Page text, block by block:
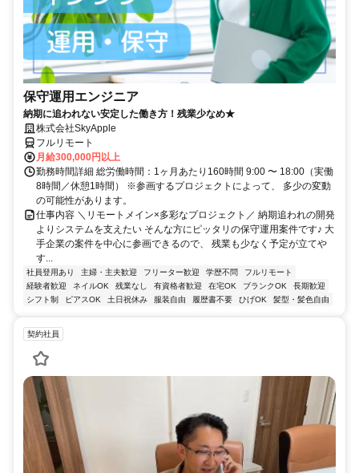
保守運用エンジニア
納期に追われない安定した働き方！残業少なめ★
株式会社SkyApple
フルリモート
月給300,000円以上
勤務時間詳細 総労働時間：1ヶ月あたり160時間 9:00 〜 18:00（実働
8時間／休憩1時間） ※参画するプロジェクトによって、 多少の変動
の可能性があります。
仕事内容 ＼リモートメイン×多彩なプロジェクト／ 納期追われの開発
よりシステムを支えたい そんな方にピッタリの保守運用案件です♪ 大
手企業の案件を中心に参画できるので、 残業も少なく予定が立てや
す...
社員登用あり 主婦・主夫歓迎 フリーター歓迎 学歴不問
フルリモート
経験者歓迎
ネイルOK 残業なし 有資格者歓迎 在宅OK ブランクOK
長期歓迎
シフト制
ピアスOK 土日祝休み 服装自由 履歴書不要 ひげOK 髪型・髪色自由
契約社員